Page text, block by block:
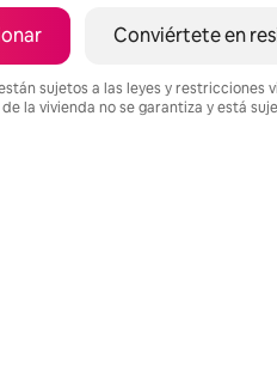
Conviértete en
sujetos a las leyes y restricciones
la vivienda no se garantiza y está